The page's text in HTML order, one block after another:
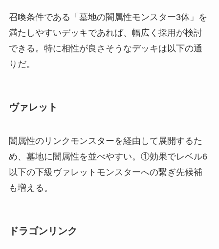
召喚条件である「墓地の闇属性モンスター3体」を
満たしやすいデッキであれば、幅広く採用が検討
できる。特に相性が良さそうなデッキは以下の通
りだ。
ヴァレット
闇属性のリンクモンスターを経由して展開するた
め、墓地に闇属性を並べやすい。①効果でレベル6
以下の下級ヴァレットモンスターへの繋ぎ先候補
も増える。
ドラゴンリンク